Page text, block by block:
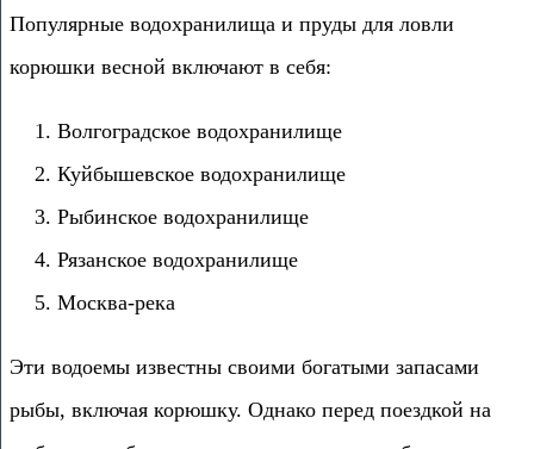
Популярные водохранилища и пруды для ловли
корюшки весной включают в себя:
Волгоградское водохранилище
Куйбышевское водохранилище
Рыбинское водохранилище
Рязанское водохранилище
Москва-река
Эти водоемы известны своими богатыми запасами
рыбы, включая корюшку. Однако перед поездкой на